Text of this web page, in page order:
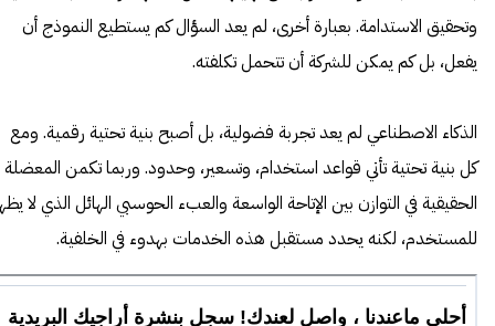
وتحقيق الاستدامة. بعبارة أخرى، لم يعد السؤال كم يستطيع النموذج أن
يفعل، بل كم يمكن للشركة أن تتحمل تكلفته.
الذكاء الاصطناعي لم يعد تجربة فضولية، بل أصبح بنية تحتية رقمية. ومع
كل بنية تحتية تأتي قواعد استخدام، وتسعير، وحدود. وربما تكمن المعضلة
الحقيقية في التوازن بين الإتاحة الواسعة والعبء الحوسبي الهائل الذي لا
للمستخدم، لكنه يحدد مستقبل هذه الخدمات بهدوء في الخلفية.